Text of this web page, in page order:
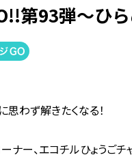
第93弾～ひ
思わず解きたくなる！
ナー、エコチルひょうご